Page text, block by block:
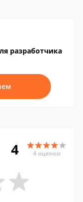
разработчика
4 4 оценки